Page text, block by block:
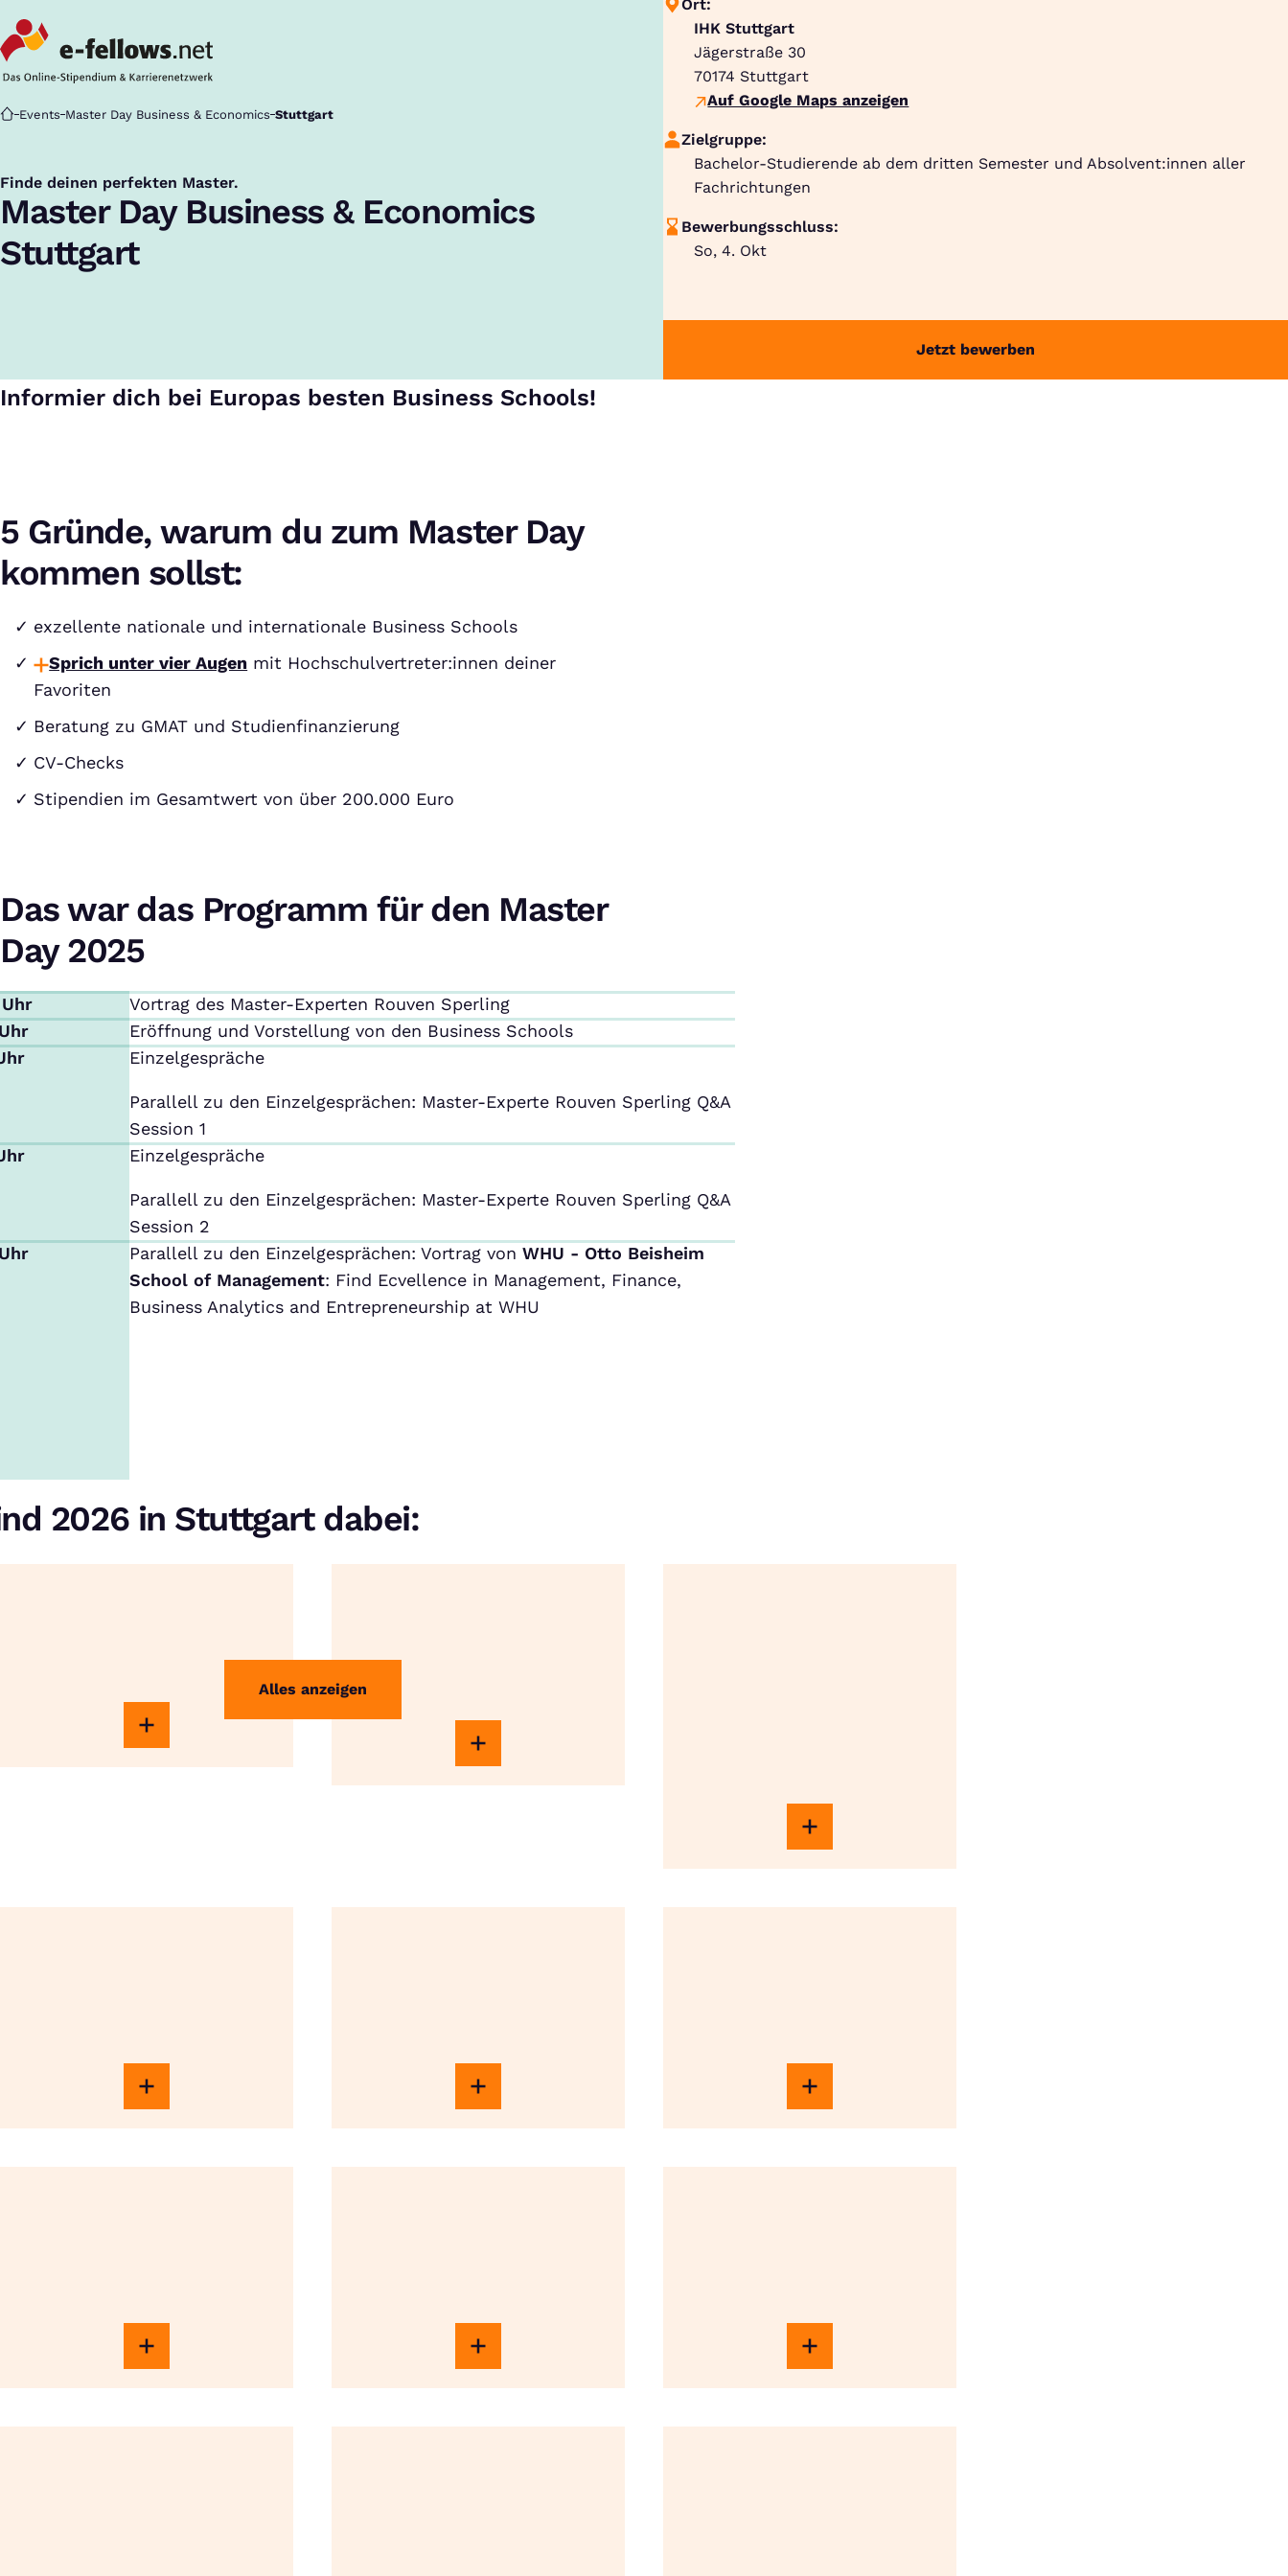
Startseite
Events Master Day Business & Economics Stuttgart
Finde deinen perfekten Master.
:
Master Day Business & Economics
Stuttgart
Ort:
IHK Stuttgart
Jägerstraße 30
70174 Stuttgart
Auf Google Maps anzeigen
Zielgruppe:
Bachelor-Studierende ab dem dritten Semester und Absolvent:innen aller
Fachrichtungen
Bewerbungsschluss:
So, 4. Okt
Jetzt bewerben
Informier dich bei Europas besten Business Schools!
5 Gründe, warum du zum Master Day
kommen sollst:
exzellente nationale und internationale Business Schools
Sprich unter vier Augen mit Hochschulvertreter:innen deiner
Favoriten
Beratung zu GMAT und Studienfinanzierung
CV-Checks
Stipendien im Gesamtwert von über 200.000 Euro
Das war das Programm für den Master
Day 2025
Vortrag des Master-Experten Rouven Sperling
Eröffnung und Vorstellung von den Business Schools
Einzelgespräche
Parallell zu den Einzelgesprächen: Master-Experte Rouven Sperling Q&A
Session 1
Einzelgespräche
Parallell zu den Einzelgesprächen: Master-Experte Rouven Sperling Q&A
Session 2
Parallell zu den Einzelgesprächen: Vortrag von WHU - Otto Beisheim
School of Management: Find Ecvellence in Management, Finance,
Business Analytics and Entrepreneurship at WHU
Alles anzeigen
2026 in Stuttgart dabei: